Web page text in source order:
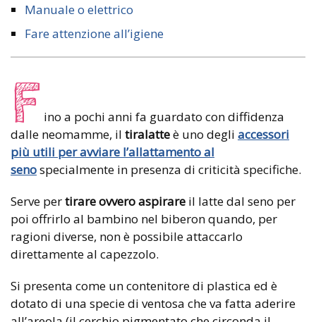
Manuale o elettrico
Fare attenzione all’igiene
F ino a pochi anni fa guardato con diffidenza
dalle neomamme, il tiralatteè uno degli accessori
più utili per avviare l’allattamento al
senospecialmente in presenza di criticità specifiche.
Serve pertirare ovvero aspirare il latte dal seno per
poi offrirlo al bambino nel biberon quando, per
ragioni diverse, non è possibile attaccarlo
direttamente al capezzolo.
Si presenta come un contenitore di plastica ed è
dotato di una specie di ventosa che va fatta aderire